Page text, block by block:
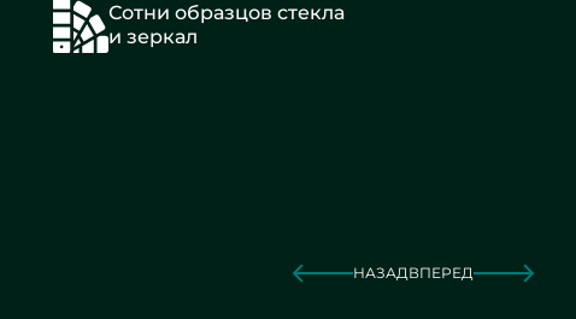
Сотни образцов стекла
и зеркал
НАЗАДВПЕРЕД